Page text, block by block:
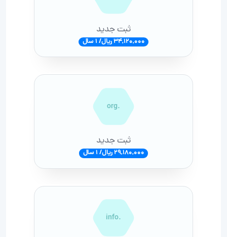
ثبت جدید
34,120,000 ریال/ 1 سال
.org
ثبت جدید
29,180,000 ریال/ 1 سال
.info